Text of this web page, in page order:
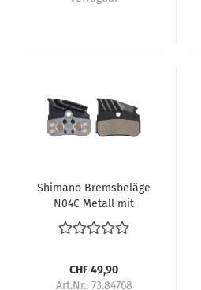
Shimano Bremsbeläge
N04C Metall mit
Lamellen Paar
CHF 49,90
Art.Nr.: 73.84768